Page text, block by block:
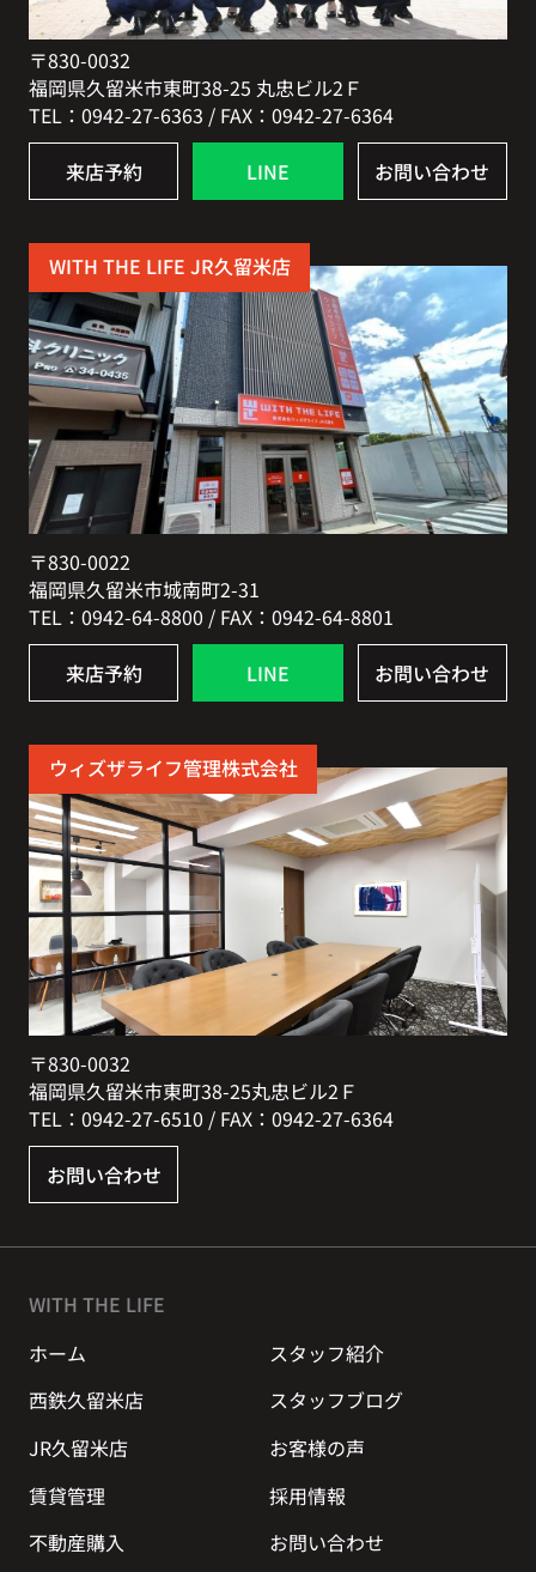
〒830-0032
福岡県久留米市東町38-25 丸忠ビル2Ｆ
TEL：0942-27-6363 / FAX：0942-27-6364
来店予約 LINE お問い合わせ
WITH THE LIFE JR久留米店
〒830-0022
福岡県久留米市城南町2-31
TEL：0942-64-8800 / FAX：0942-64-8801
来店予約 LINE お問い合わせ
ウィズザライフ管理株式会社
〒830-0032
福岡県久留米市東町38-25丸忠ビル2Ｆ
TEL：0942-27-6510 / FAX：0942-27-6364
お問い合わせ
WITH THE LIFE
ホーム
スタッフ紹介
西鉄久留米店
スタッフブログ
JR久留米店
お客様の声
賃貸管理
採用情報
不動産購入
お問い合わせ